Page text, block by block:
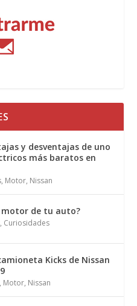
y desventajas de uno
más baratos en
, Motor, Nissan
motor de tu auto?
, Curiosidades
Kicks de Nissan
, Motor, Nissan